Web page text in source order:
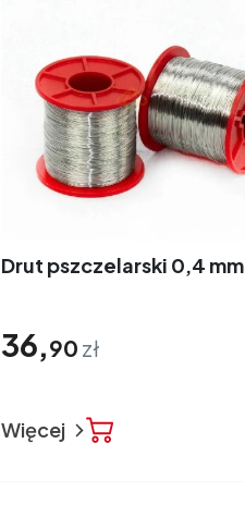
Drut pszczelarski 0,4 mm
36,90 zł
Więcej